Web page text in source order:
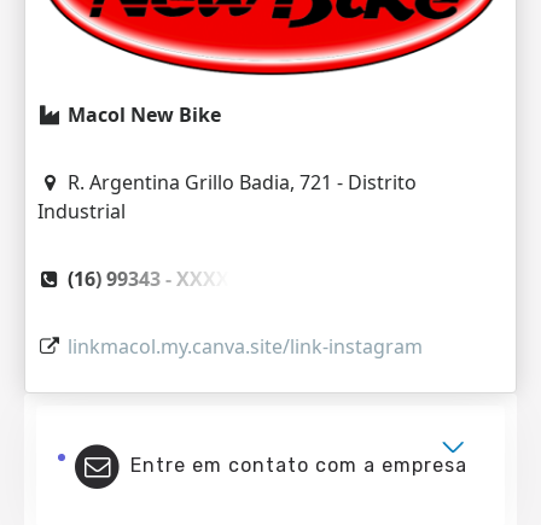
Macol New Bike
R. Argentina Grillo Badia, 721 - Distrito
Industrial
(16) 99343 -XXXX
linkmacol.my.canva.site/link-instagram
Entre em contato com a empresa